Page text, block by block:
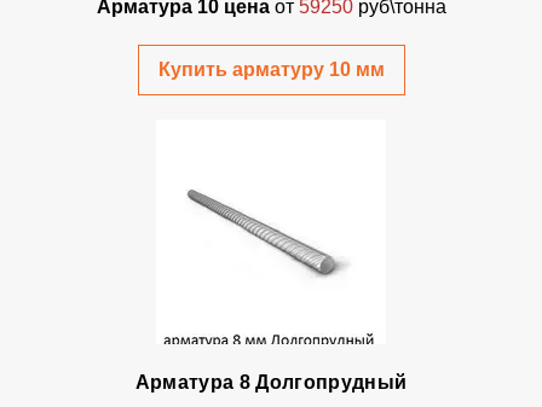
Арматура 10 цена от 59250 руб\тонна
Купить арматуру 10 мм
Арматура 8 Долгопрудный